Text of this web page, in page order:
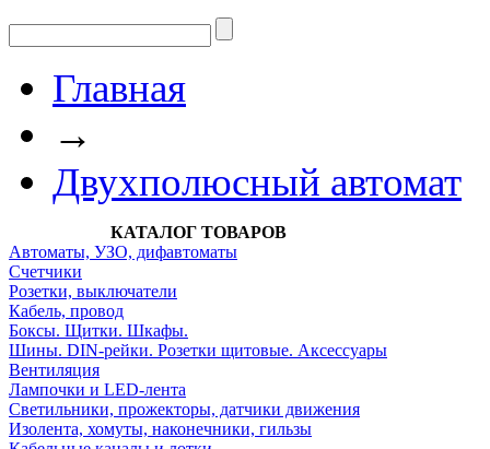
Главная
→
Двухполюсный автомат
КАТАЛОГ ТОВАРОВ
Автоматы, УЗО, дифавтоматы
Счетчики
Розетки, выключатели
Кабель, провод
Боксы. Щитки. Шкафы.
Шины. DIN-рейки. Розетки щитовые. Аксессуары
Вентиляция
Лампочки и LED-лента
Светильники, прожекторы, датчики движения
Изолента, хомуты, наконечники, гильзы